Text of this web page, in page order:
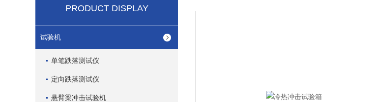
PRODUCT DISPLAY
试验机
单笔跌落测试仪
定向跌落测试仪
悬臂梁冲击试验机